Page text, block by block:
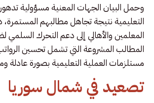
وحمل البيان الجهات المعنية مسؤولية
التعليمية نتيجة تجاهل مطالبهم المستمرة،
المعلمين والأهالي إلى دعم التحرك
المطالب المشروعة التي تشمل تحسين
مستلزمات العملية التعليمية بصورة عادلة
تصعيد في شمال سوريا